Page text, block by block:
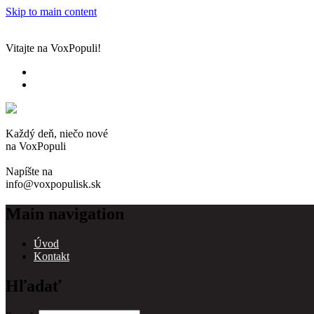
Skip to main content
Vitajte na VoxPopuli!
Každý deň, niečo nové
na VoxPopuli
Napíšte na
info@voxpopulisk.sk
Main navigation
Úvod
Kontakt
Hľadať